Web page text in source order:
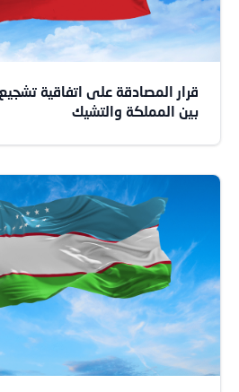
قرار المصادقة على اتفاقية
بين المملكة والتشيك